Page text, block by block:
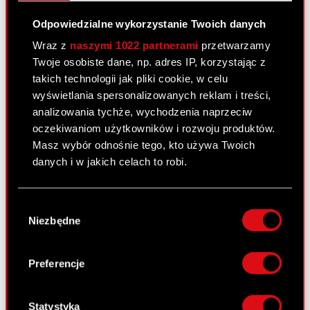
Odpowiedzialne wykorzystanie Twoich danych
Wraz z naszymi 1022 partnerami przetwarzamy
Twoje osobiste dane, np. adres IP, korzystając z
takich technologii jak pliki cookie, w celu
wyświetlania spersonalizowanych reklam i treści,
analizowania tychże, wychodzenia naprzeciw
oczekiwaniom użytkowników i rozwoju produktów.
Masz wybór odnośnie tego, kto używa Twoich
danych i w jakich celach to robi.
lokalizacji geograficznej z dokładnością nawet
Identyfikować Twoje urządzenie, aktywnie
analizując charakteryzującego je zbiory
palca)
zgody
Niezbędne
Preferencje
Statystyka
Raport bieżący nr 47/2010
9 sierpnia 2010 0:00
PDF
Rejestracja zmian Statutu, jednolity tekst
Statutu.
PDF Tekst jednolity Statutu
6 sierpnia 2010 0:00
PDF
Zmniejszenie udziału w ogólnej liczbie
głosów w Spółce wyniku rozwiązania